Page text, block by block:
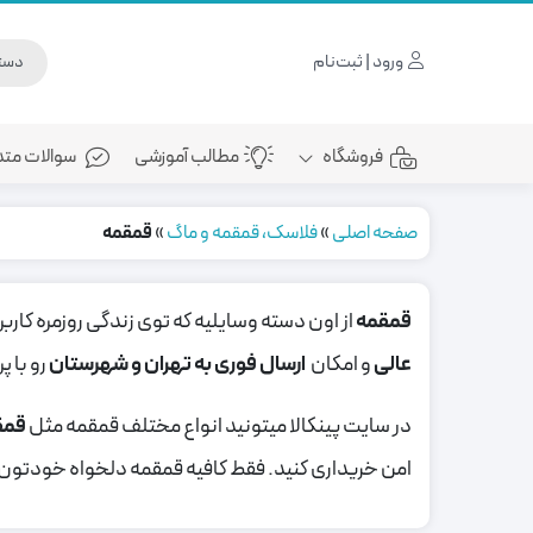
ورود | ثبت‌نام
فروشگاه مطالب آموزشی سوالات
صفحه اصلی»فلاسک، قمقمه و ماگ»قمقمه
قمقمهاز اون دسته وسایلیه که توی زندگی روزمره
عالیو امکان ارسال فوری به تهران و شهرستانرو
در سایت پینکالا میتونید انواع مختلف قمقمه مثل
امن خریداری کنید. فقط کافیه قمقمه دلخواه